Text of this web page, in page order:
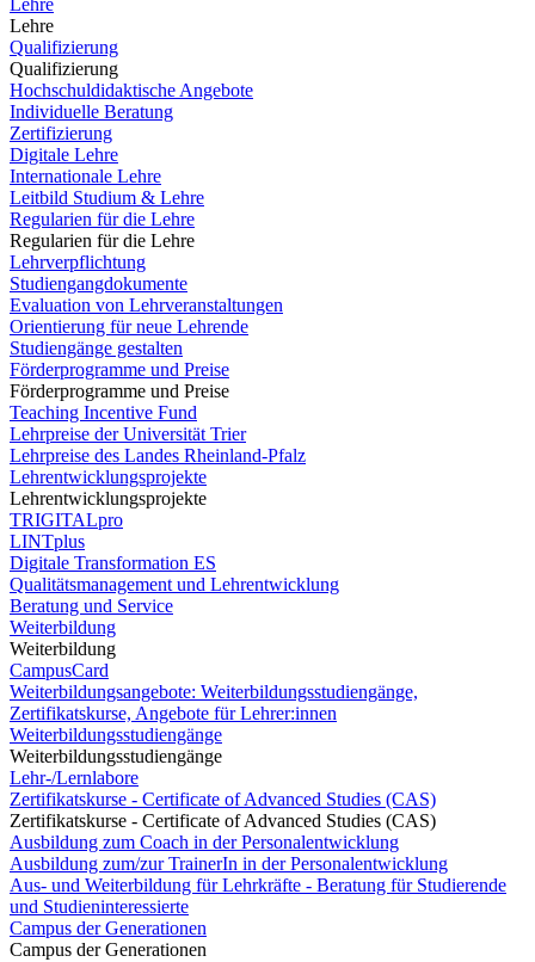
Lehre
Lehre
Qualifizierung
Qualifizierung
Hochschuldidaktische Angebote
Individuelle Beratung
Zertifizierung
Digitale Lehre
Internationale Lehre
Leitbild Studium & Lehre
Regularien für die Lehre
Regularien für die Lehre
Lehrverpflichtung
Studiengangdokumente
Evaluation von Lehrveranstaltungen
Orientierung für neue Lehrende
Studiengänge gestalten
Förderprogramme und Preise
Förderprogramme und Preise
Teaching Incentive Fund
Lehrpreise der Universität Trier
Lehrpreise des Landes Rheinland-Pfalz
Lehrentwicklungsprojekte
Lehrentwicklungsprojekte
TRIGITALpro
LINTplus
Digitale Transformation ES
Qualitätsmanagement und Lehrentwicklung
Beratung und Service
Weiterbildung
Weiterbildung
CampusCard
Weiterbildungsangebote: Weiterbildungsstudiengänge,
Zertifikatskurse, Angebote für Lehrer:innen
Weiterbildungsstudiengänge
Weiterbildungsstudiengänge
Lehr-/Lernlabore
Zertifikatskurse - Certificate of Advanced Studies (CAS)
Zertifikatskurse - Certificate of Advanced Studies (CAS)
Ausbildung zum Coach in der Personalentwicklung
Ausbildung zum/zur TrainerIn in der Personalentwicklung
Aus- und Weiterbildung für Lehrkräfte - Beratung für Studierende
und Studieninteressierte
Campus der Generationen
Campus der Generationen